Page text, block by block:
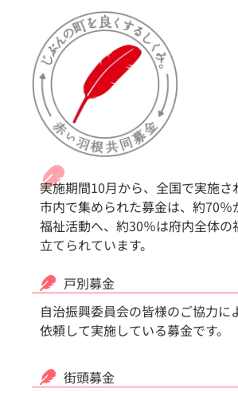
実施期間10月から、全国で実施さ
市内で集められた募金は、約70％
福祉活動へ、約30％は府内全体の
立てられています。
戸別募金
自治振興委員会の皆様のご協力に
依頼して実施している募金です。
街頭募金